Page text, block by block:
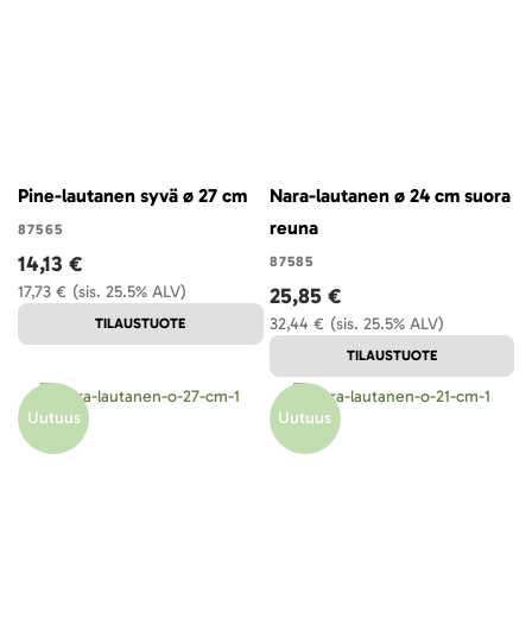
Pine-lautanen syvä ø 27 cm
87565
(sis. 25.5% ALV)
17,73 €
14,13 €
TILAUSTUOTE
Nara-lautanen ø 24 cm suora
reuna
87585
(sis. 25.5% ALV)
32,44 €
25,85 €
TILAUSTUOTE
Uutuus Uutuus